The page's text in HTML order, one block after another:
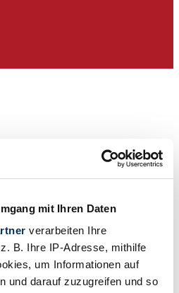
mit Ihren Daten
verarbeiten Ihre
B. Ihre IP-Adresse, mithilfe
um Informationen auf
und darauf zuzugreifen und so